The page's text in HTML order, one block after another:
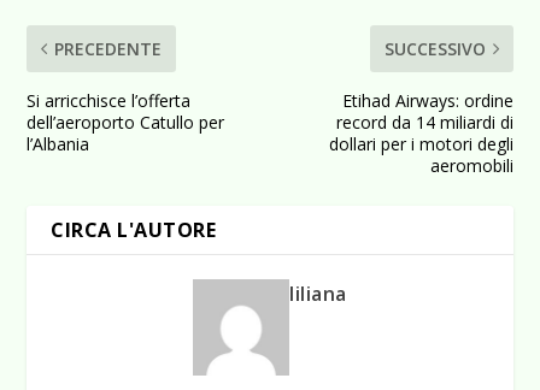
PRECEDENTE
Si arricchisce l’offerta
dell’aeroporto Catullo per
l’Albania
SUCCESSIVO
Etihad Airways: ordine
record da 14 miliardi di
dollari per i motori degli
aeromobili
CIRCA L'AUTORE
liliana